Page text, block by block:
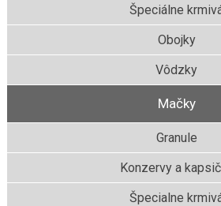
Špeciálne
Obojky
Vôdzky
Mačky
Granule
Konzervy a
Špecialne